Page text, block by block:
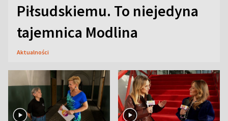
Piłsudskiemu. To niejedyna
tajemnica Modlina
Aktualności